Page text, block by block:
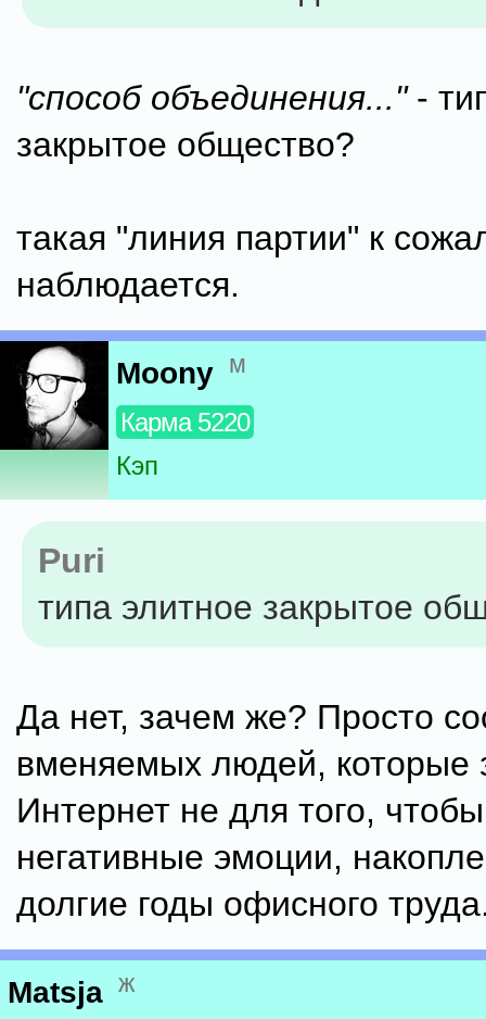
"способ объединения..." -
закрытое общество?
такая "линия партии" к
наблюдается.
Moony м
Карма 5220
Кэп
Puri
типа элитное закрытое
Да нет, зачем же? Просто
вменяемых людей, которые
Интернет не для того,
негативные эмоции,
долгие годы офисного
Matsja ж